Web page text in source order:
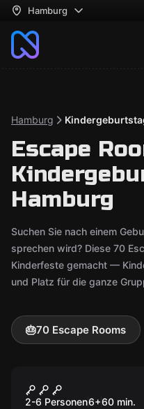
Hamburg
Hamburg
Escape
Hamburg
Suchen Sie nach einem
sprechen wird? Diese 70
Kinderfeste gemacht —
und Platz für die ganze
🎂70 Escape Rooms
Magical
2-6 Personen6+60 min.